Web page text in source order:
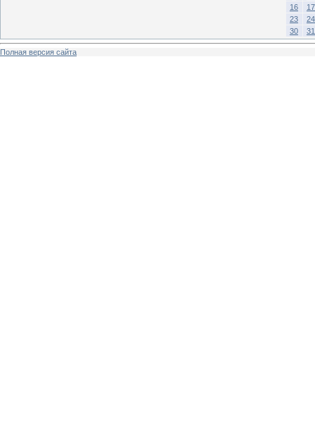
16
17
23
24
30
31
Полная версия сайта